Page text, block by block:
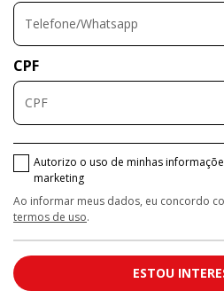
CPF
Autorizo o uso de minhas
marketing
Ao informar meus dados, eu concordo
termos de uso.
ESTOU